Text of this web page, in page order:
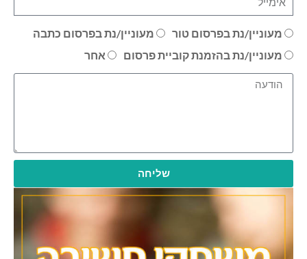
מעוניין/נת בפרסום טור
מעוניין/נת בפרסום כתבה
מעוניין/נת בהזמנת קוביית פרסום
אחר
שליחה